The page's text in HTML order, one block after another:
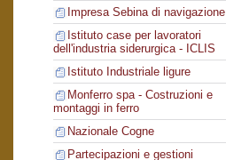
Impresa Sebina di navigazione
Istituto case per lavoratori
dell'industria siderurgica - ICLIS
Istituto Industriale ligure
Monferro spa - Costruzioni e
montaggi in ferro
Nazionale Cogne
Partecipazioni e gestioni